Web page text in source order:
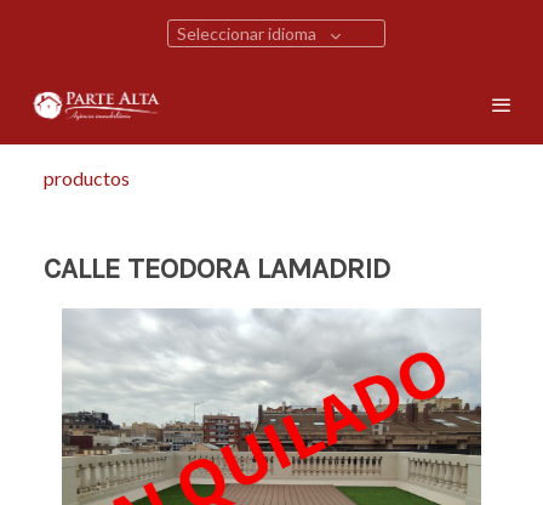
Seleccionar idioma
productos
CALLE TEODORA LAMADRID